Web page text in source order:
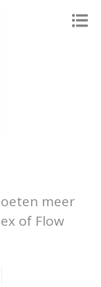
meer
of Flow